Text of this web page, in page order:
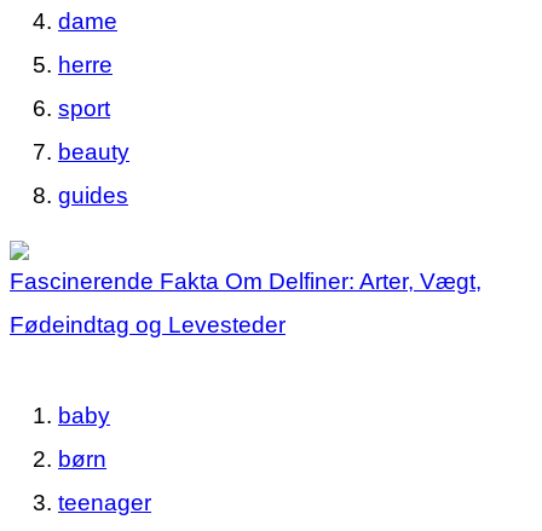
dame
herre
sport
beauty
guides
Fascinerende Fakta Om Delfiner: Arter, Vægt,
Fødeindtag og Levesteder
baby
børn
teenager